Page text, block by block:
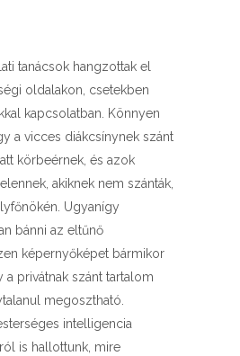
tanácsok hangzottak el
oldalakon, csetekben
kapcsolatban. Könnyen
a vicces diákcsínynek szánt
körbeérnek, és azok
akiknek nem szánták,
Ugyanígy
bánni az eltűnő
képernyőképet bármikor
a privátnak szánt tartalom
megosztható.
intelligencia
is hallottunk, mire